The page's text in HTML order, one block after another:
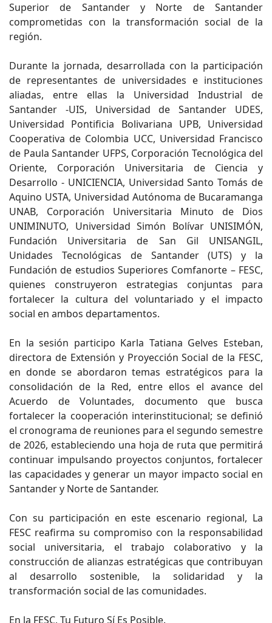
Superior de Santander y Norte de Santander
comprometidas con la transformación social de la
región.
Durante la jornada, desarrollada con la participación
de representantes de universidades e instituciones
aliadas, entre ellas la Universidad Industrial de
Santander -UIS, Universidad de Santander UDES,
Universidad Pontificia Bolivariana UPB, Universidad
Cooperativa de Colombia UCC, Universidad Francisco
de Paula Santander UFPS, Corporación Tecnológica del
Oriente, Corporación Universitaria de Ciencia y
Desarrollo - UNICIENCIA, Universidad Santo Tomás de
Aquino USTA, Universidad Autónoma de Bucaramanga
UNAB, Corporación Universitaria Minuto de Dios
UNIMINUTO, Universidad Simón Bolívar UNISIMÓN,
Fundación Universitaria de San Gil UNISANGIL,
Unidades Tecnológicas de Santander (UTS) y la
Fundación de estudios Superiores Comfanorte – FESC,
quienes construyeron estrategias conjuntas para
fortalecer la cultura del voluntariado y el impacto
social en ambos departamentos.
En la sesión participo Karla Tatiana Gelves Esteban,
directora de Extensión y Proyección Social de la FESC,
en donde se abordaron temas estratégicos para la
consolidación de la Red, entre ellos el avance del
Acuerdo de Voluntades, documento que busca
fortalecer la cooperación interinstitucional; se definió
el cronograma de reuniones para el segundo semestre
de 2026, estableciendo una hoja de ruta que permitirá
continuar impulsando proyectos conjuntos, fortalecer
las capacidades y generar un mayor impacto social en
Santander y Norte de Santander.
Con su participación en este escenario regional, La
FESC reafirma su compromiso con la responsabilidad
social universitaria, el trabajo colaborativo y la
construcción de alianzas estratégicas que contribuyan
al desarrollo sostenible, la solidaridad y la
transformación social de las comunidades.
En la FESC, Tu Futuro Sí Es Posible.